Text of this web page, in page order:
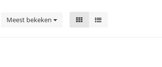
Meest bekeken